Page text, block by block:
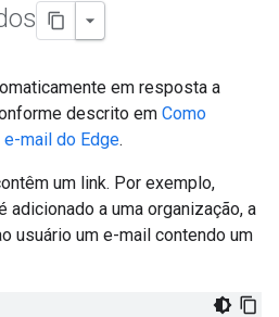
em resposta a
descrito em Como
mail do Edge.
um link. Por exemplo,
adicionado a uma organização, a
usuário um e-mail contendo um